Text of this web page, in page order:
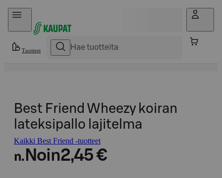
Hyppää sisältöön
Tuotteet
Best Friend Wheezy koiran
lateksipallo lajitelma
Kaikki Best Friend -tuotteet
n. Noin2,45 €